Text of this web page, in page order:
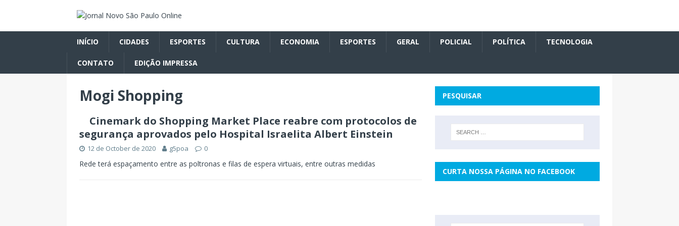
INÍCIO CIDADES ESPORTES CULTURA ECONOMIA ESPORTES GERAL POLICIAL POLÍTICA TECNOLOGIA
CONTATO EDIÇÃO IMPRESSA
Mogi Shopping
Cinemark do Shopping Market Place reabre com protocolos de
segurança aprovados pelo Hospital Israelita Albert Einstein
12 de October de 2020 g5poa 0
Rede terá espaçamento entre as poltronas e filas de espera virtuais, entre outras medidas
PESQUISAR
CURTA NOSSA PÁGINA NO FACEBOOK